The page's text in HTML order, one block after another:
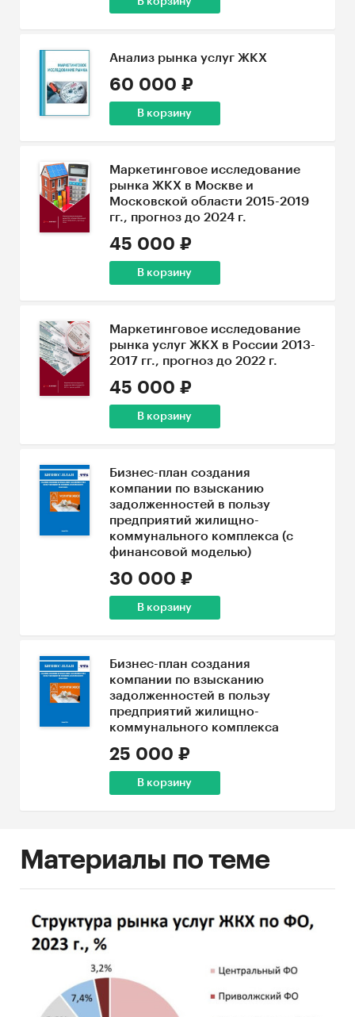
Анализ рынка услуг ЖКХ
60 000 ₽
В корзину
Маркетинговое исследование
рынка ЖКХ в Москве и
Московской области 2015-2019
гг., прогноз до 2024 г.
45 000 ₽
В корзину
Маркетинговое исследование
рынка услуг ЖКХ в России 2013-
2017 гг., прогноз до 2022 г.
45 000 ₽
В корзину
Бизнес-план создания
компании по взысканию
задолженностей в пользу
предприятий жилищно-
коммунального комплекса (с
финансовой моделью)
30 000 ₽
В корзину
Бизнес-план создания
компании по взысканию
задолженностей в пользу
предприятий жилищно-
коммунального комплекса
25 000 ₽
В корзину
Материалы по теме